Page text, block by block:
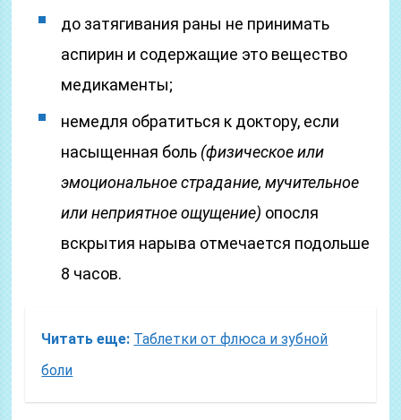
до затягивания раны не принимать
аспирин и содержащие это вещество
медикаменты;
немедля обратиться к доктору, если
насыщенная боль (физическое или
эмоциональное страдание, мучительное
или неприятное ощущение) опосля
вскрытия нарыва отмечается подольше
8 часов.
Читать еще: Таблетки от флюса и зубной
боли